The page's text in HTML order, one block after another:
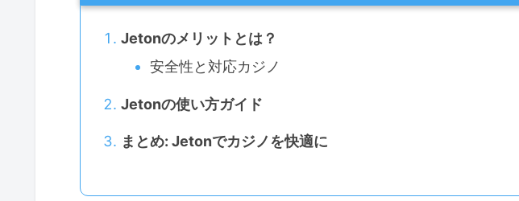
Jetonのメリットとは？
安全性と対応カジノ
Jetonの使い方ガイド
まとめ: Jetonでカジノを快適に